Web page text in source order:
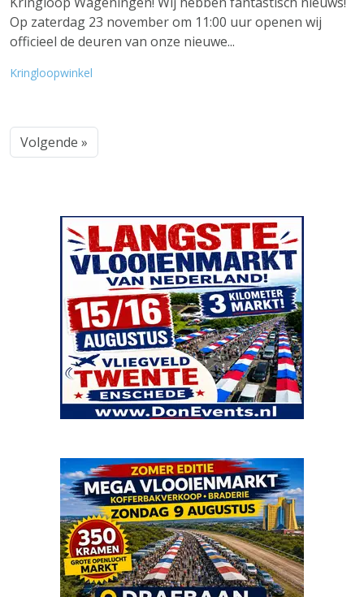
Op zaterdag 23 november om 11:00 uur openen wij
officieel de deuren van onze nieuwe...
Kringloopwinkel
Volgende »